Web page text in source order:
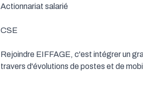
Actionnariat salarié
CSE
Rejoindre EIFFAGE, c'est intégrer un
travers d'évolutions de postes et de